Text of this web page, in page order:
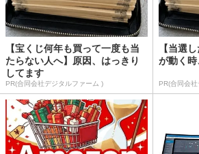
【宝くじ何年も買って一度も当
たらない人へ】原因、はっきり
してます
PR(合同会社デジタルファーム )
【当選
が動く
PR(合同会